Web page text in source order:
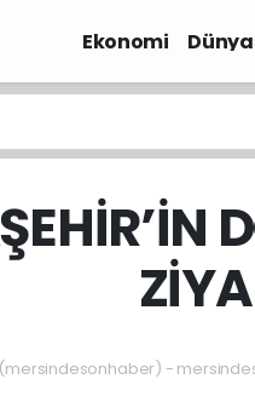
Ekonomi Dünya
(mersindesonhaber) -